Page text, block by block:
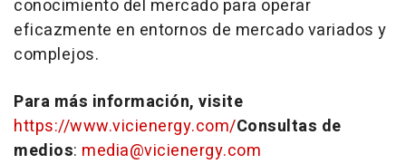
conocimiento del mercado para operar
eficazmente en entornos de mercado variados y
complejos.
Para más información, visite
https://www.vicienergy.com/Consultas de
medios: media@vicienergy.com